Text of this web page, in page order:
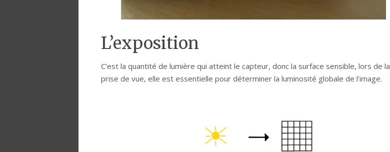
L’exposition
C’est la quantité de lumière qui atteint le capteur, donc la surface sensible, lors de la
prise de vue, elle est essentielle pour déterminer la luminosité globale de l’image.